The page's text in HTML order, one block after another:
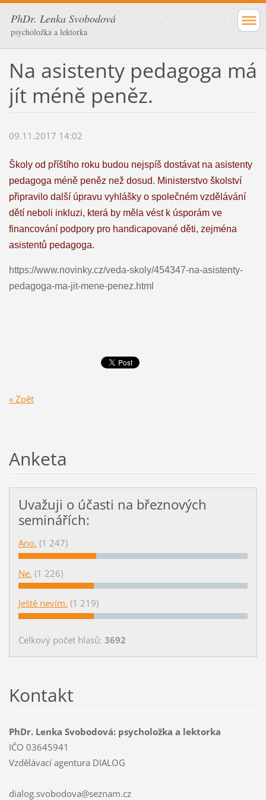
PhDr. Lenka Svobodová
psycholožka a lektorka
Na asistenty pedagoga má
jít méně peněz.
09.11.2017 14:02
Školy od příštího roku budou nejspíš dostávat na asistenty
pedagoga méně peněz než dosud. Ministerstvo školství
připravilo další úpravu vyhlášky o společném vzdělávání
dětí neboli inkluzi, která by měla vést k úsporám ve
financování podpory pro handicapované děti, zejména
asistentů pedagoga.
https://www.novinky.cz/veda-skoly/454347-na-asistenty-
pedagoga-ma-jit-mene-penez.html
« Zpět
Anketa
Uvažuji o účasti na březnových
seminářích:
Ano. (1 247)
Ne. (1 226)
Ještě nevím. (1 219)
Celkový počet hlasů: 3692
Kontakt
PhDr. Lenka Svobodová: psycholožka a lektorka
IČO 03645941
Vzdělávací agentura DIALOG
dialog.svobodova@seznam.cz